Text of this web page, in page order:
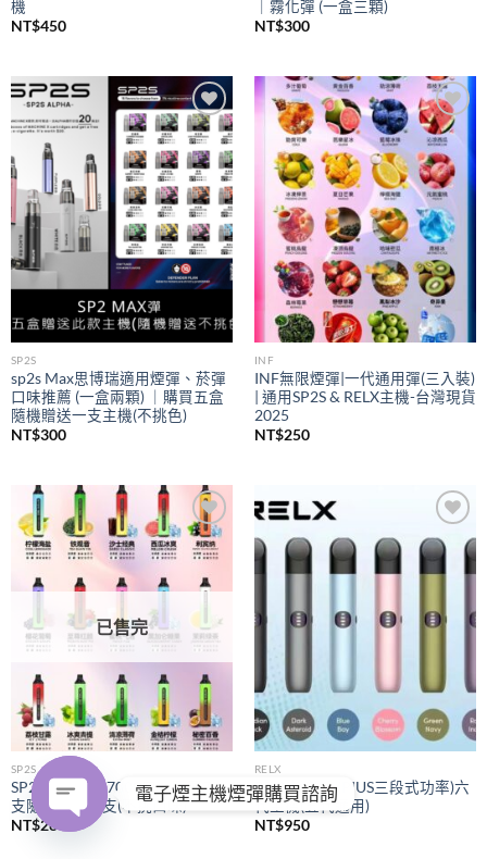
機
NT$450
｜霧化彈 (一盒三顆)
NT$300
Add to
wishlist
SP2S
sp2s Max思博瑞適用煙彈、菸彈
口味推薦 (一盒兩顆) ｜購買五盒
隨機贈送一支主機(不挑色)
NT$300
Add to
wishlist
INF
INF無限煙彈|一代通用彈(三入裝)
| 通用SP2S & RELX主機-台灣現貨
2025
NT$250
Add to
wishlist
已售完
SP2S
SP2S拋棄式
7000口｜購買五
支隨機贈送一支(不挑口味)
NT$280
Add to
wishlist
RELX
RELX悅刻
(PIUS三段式功率)六
代主機(五代通用)
NT$950
電子煙主機煙彈購買諮詢